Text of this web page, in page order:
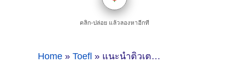
คลิก-ปล่อย แล้วลองหาอีกที
Home » Toefl » แนะนำติวเตอร์พร้อมสอน ครูพี่ฝ้าย สอนภาษาอังกฤษ, Essay (สอบ Toefl เข้า MUIC) @ เรียนออนไลน์